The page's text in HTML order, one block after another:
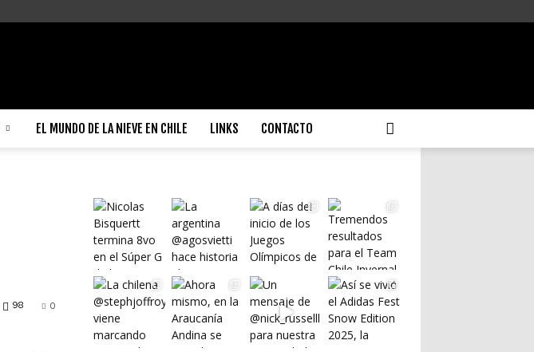
EL MUNDO DE LA NIEVE EN CHILE LINKS CONTACTO
0
98